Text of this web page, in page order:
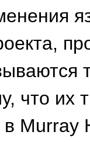
что их
в